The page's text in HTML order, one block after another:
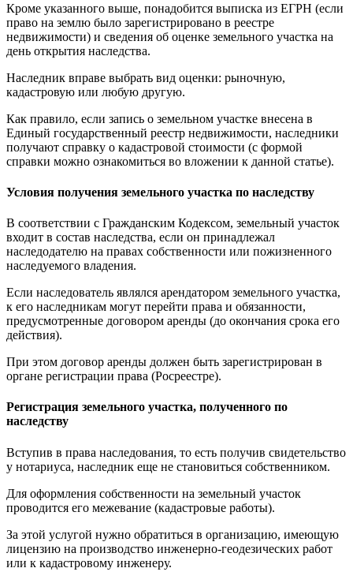
Кроме указанного выше, понадобится выписка из ЕГРН (если
право на землю было зарегистрировано в реестре
недвижимости) и сведения об оценке земельного участка на
день открытия наследства.
Наследник вправе выбрать вид оценки: рыночную,
кадастровую или любую другую.
Как правило, если запись о земельном участке внесена в
Единый государственный реестр недвижимости, наследники
получают справку о кадастровой стоимости (с формой
справки можно ознакомиться во вложении к данной статье).
Условия получения земельного участка по наследству
В соответствии с Гражданским Кодексом, земельный участок
входит в состав наследства, если он принадлежал
наследодателю на правах собственности или пожизненного
наследуемого владения.
Если наследователь являлся арендатором земельного участка,
к его наследникам могут перейти права и обязанности,
предусмотренные договором аренды (до окончания срока его
действия).
При этом договор аренды должен быть зарегистрирован в
органе регистрации права (Росреестре).
Регистрация земельного участка, полученного по
наследству
Вступив в права наследования, то есть получив свидетельство
у нотариуса, наследник еще не становиться собственником.
Для оформления собственности на земельный участок
проводится его межевание (кадастровые работы).
За этой услугой нужно обратиться в организацию, имеющую
лицензию на производство инженерно-геодезических работ
или к кадастровому инженеру.